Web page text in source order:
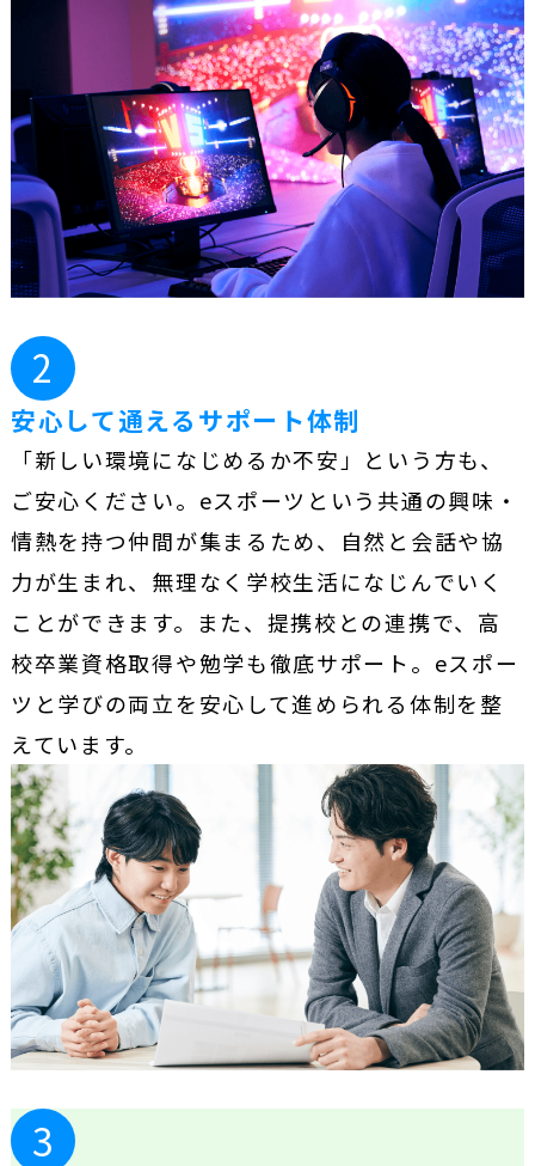
2
安心して通えるサポート体制
「新しい環境になじめるか不安」という方も、
ご安心ください。eスポーツという共通の興味・
情熱を持つ仲間が集まるため、自然と会話や協
力が生まれ、無理なく学校生活になじんでいく
ことができます。また、提携校との連携で、高
校卒業資格取得や勉学も徹底サポート。eスポー
ツと学びの両立を安心して進められる体制を整
えています。
3